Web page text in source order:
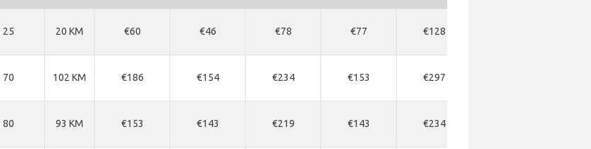
25 20 KM €60 €46 €78 €77 €128
70 102 KM €186 €154 €234 €153 €297
80 93 KM €153 €143 €219 €143 €234